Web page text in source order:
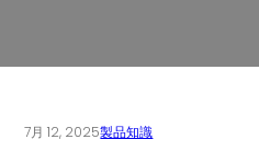
7月 12, 2025製品知識